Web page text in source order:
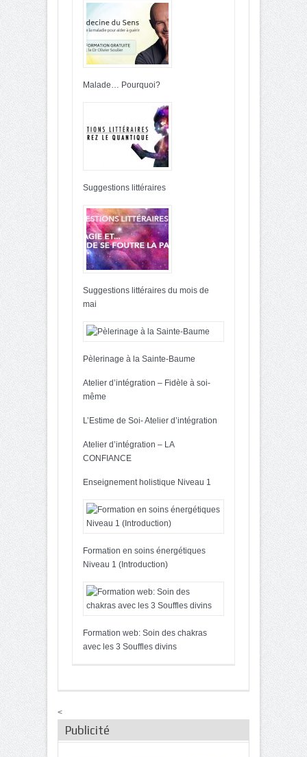
Malade… Pourquoi?
Suggestions littéraires
Suggestions littéraires du mois de
mai
Pèlerinage à la Sainte-Baume
Atelier d’intégration – Fidèle à soi-
même
L’Estime de Soi- Atelier d’intégration
Atelier d’intégration – LA
CONFIANCE
Enseignement holistique Niveau 1
Formation en soins énergétiques
Niveau 1 (Introduction)
Formation web: Soin des chakras
avec les 3 Souffles divins
<
Publicité